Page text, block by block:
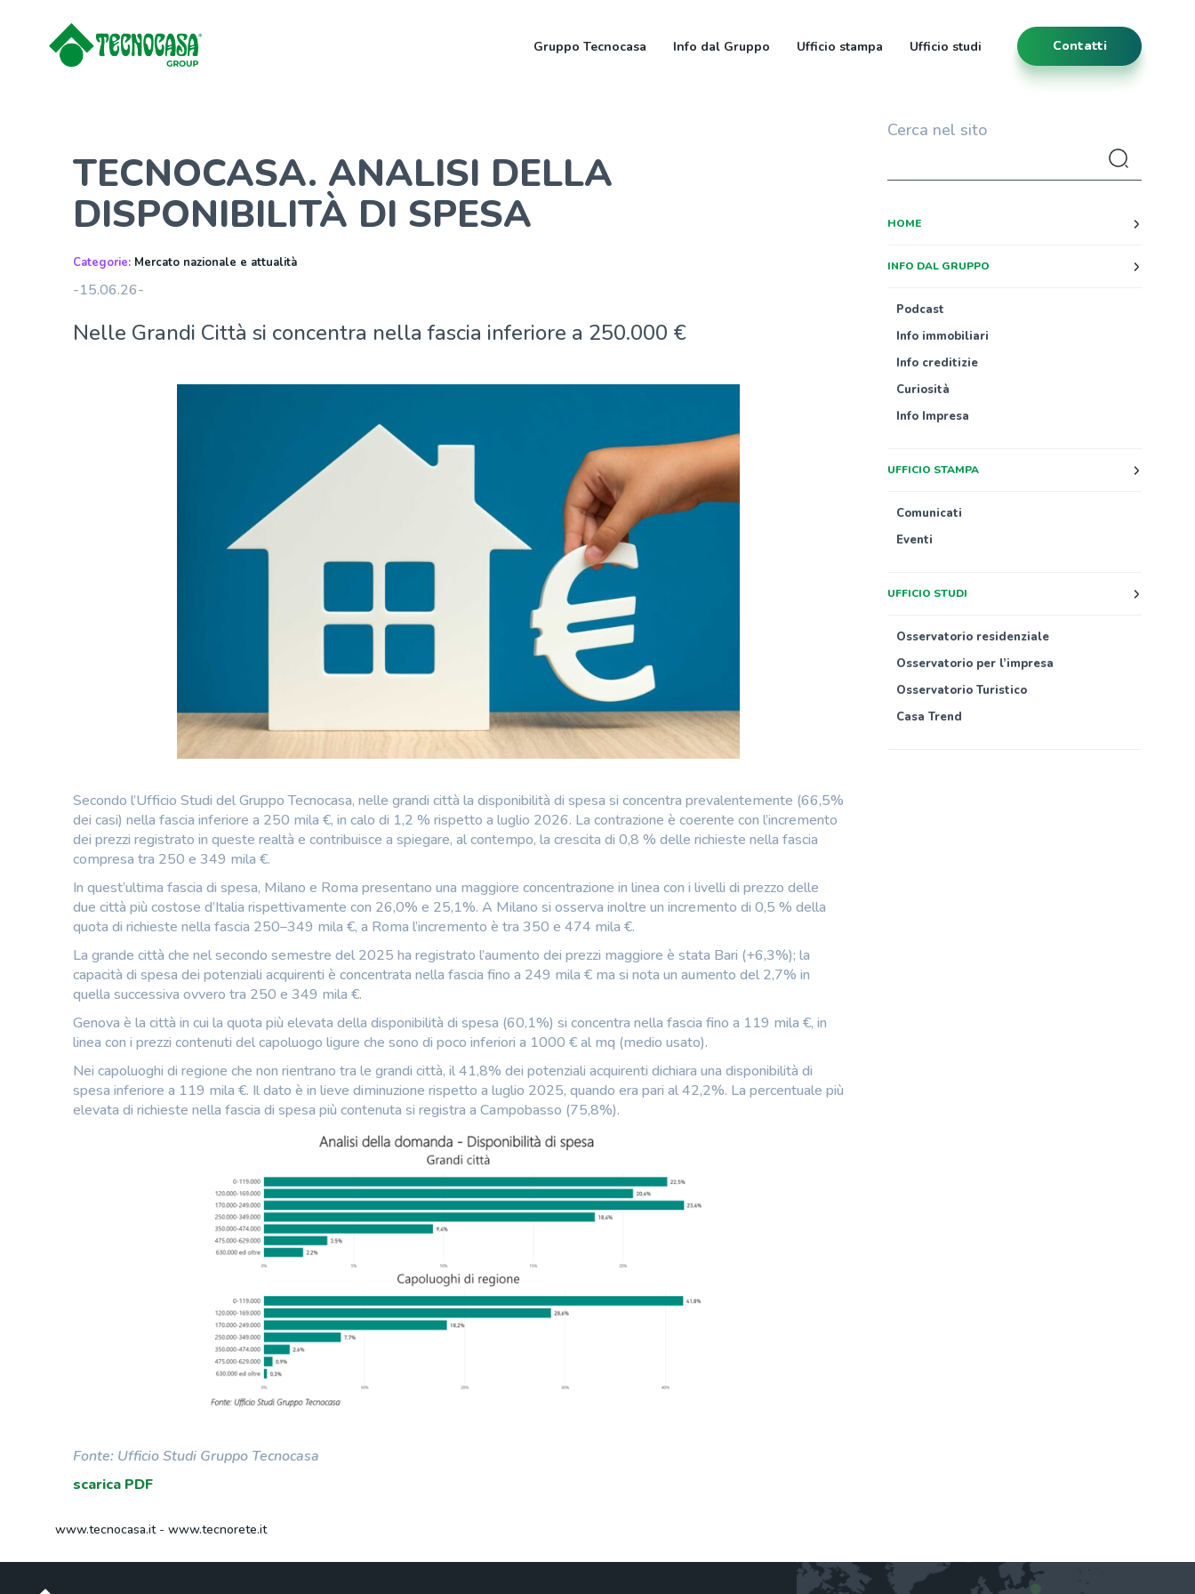
Contatti
Gruppo Tecnocasa Info dal Gruppo Ufficio stampa Ufficio studi
TECNOCASA. ANALISI DELLA
DISPONIBILITÀ DI SPESA
Categorie: Mercato nazionale e attualità
-15.06.26-
Nelle Grandi Città si concentra nella fascia inferiore a 250.000 €
Secondo l’Ufficio Studi del Gruppo Tecnocasa, nelle grandi città la disponibilità di spesa si concentra prevalentemente (66,5%
dei casi) nella fascia inferiore a 250 mila €, in calo di 1,2 % rispetto a luglio 2026. La contrazione è coerente con l’incremento
dei prezzi registrato in queste realtà e contribuisce a spiegare, al contempo, la crescita di 0,8 % delle richieste nella fascia
compresa tra 250 e 349 mila €.
In quest’ultima fascia di spesa, Milano e Roma presentano una maggiore concentrazione in linea con i livelli di prezzo delle
due città più costose d’Italia rispettivamente con 26,0% e 25,1%. A Milano si osserva inoltre un incremento di 0,5 % della
quota di richieste nella fascia 250–349 mila €, a Roma l’incremento è tra 350 e 474 mila €.
La grande città che nel secondo semestre del 2025 ha registrato l’aumento dei prezzi maggiore è stata Bari (+6,3%); la
capacità di spesa dei potenziali acquirenti è concentrata nella fascia fino a 249 mila € ma si nota un aumento del 2,7% in
quella successiva ovvero tra 250 e 349 mila €.
Genova è la città in cui la quota più elevata della disponibilità di spesa (60,1%) si concentra nella fascia fino a 119 mila €, in
linea con i prezzi contenuti del capoluogo ligure che sono di poco inferiori a 1000 € al mq (medio usato).
Nei capoluoghi di regione che non rientrano tra le grandi città, il 41,8% dei potenziali acquirenti dichiara una disponibilità di
spesa inferiore a 119 mila €. Il dato è in lieve diminuzione rispetto a luglio 2025, quando era pari al 42,2%. La percentuale più
elevata di richieste nella fascia di spesa più contenuta si registra a Campobasso (75,8%).
Fonte: Ufficio Studi Gruppo Tecnocasa
scarica PDF
Cerca nel sito
HOME
INFO DAL GRUPPO
Podcast
Info immobiliari
Info creditizie
Curiosità
Info Impresa
UFFICIO STAMPA
Comunicati
Eventi
UFFICIO STUDI
Osservatorio residenziale
Osservatorio per l’impresa
Osservatorio Turistico
Casa Trend
www.tecnocasa.it- www.tecnorete.it